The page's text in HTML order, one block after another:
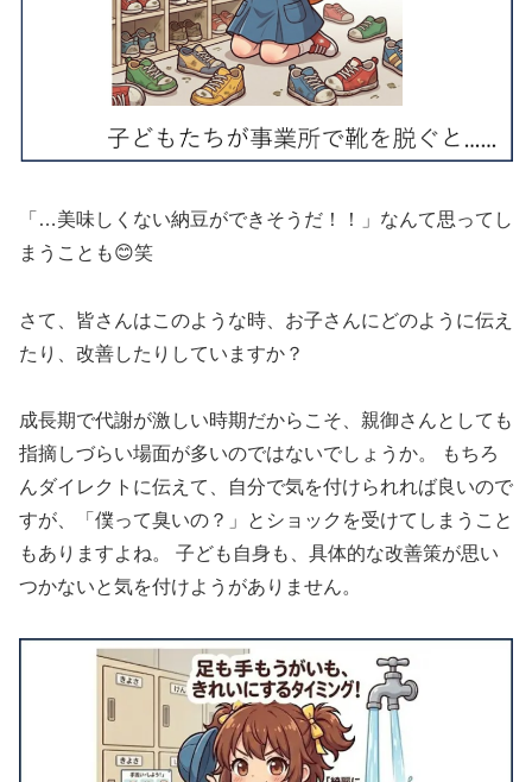
「…美味しくない納豆ができそうだ！！」なんて思ってし
まうことも😊笑
さて、皆さんはこのような時、お子さんにどのように伝え
たり、改善したりしていますか？
成長期で代謝が激しい時期だからこそ、親御さんとしても
指摘しづらい場面が多いのではないでしょうか。 もちろ
んダイレクトに伝えて、自分で気を付けられれば良いので
すが、「僕って臭いの？」とショックを受けてしまうこと
もありますよね。 子ども自身も、具体的な改善策が思い
つかないと気を付けようがありません。